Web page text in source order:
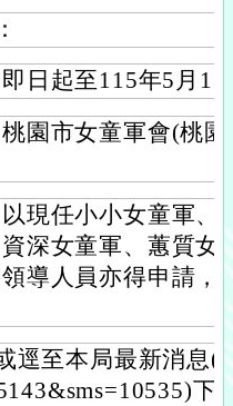
日起至115年5月
園市女童軍會(桃
現任小小女童軍、
深女童軍、蕙質女
導人員亦得申請，
逕至本局最新消息
下